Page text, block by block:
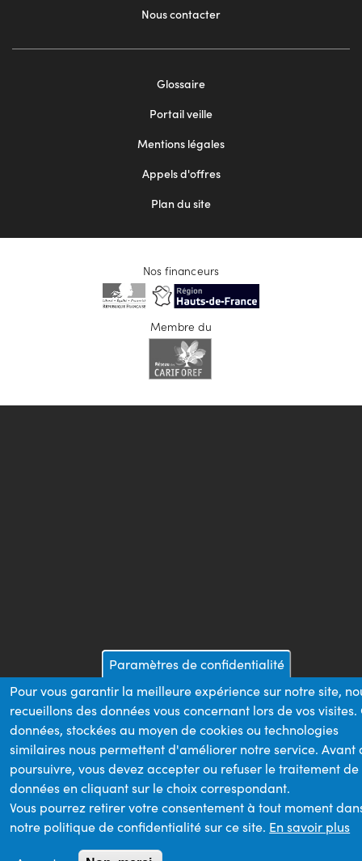
Nous contacter
Glossaire
Portail veille
Mentions légales
Appels d'offres
Plan du site
Nos financeurs
Membre du
Paramètres de confidentialité
Pour vous garantir la meilleure expérience sur notre site,
recueillons des données vous concernant lors de vos visites.
données, stockées au moyen de cookies ou technologies
similaires nous permettent d'améliorer notre service. Avant
poursuivre, vous devez accepter ou refuser le traitement de
données en cliquant sur le choix correspondant.
Vous pourrez retirer votre consentement à tout moment
notre politique de confidentialité sur ce site. En savoir plus